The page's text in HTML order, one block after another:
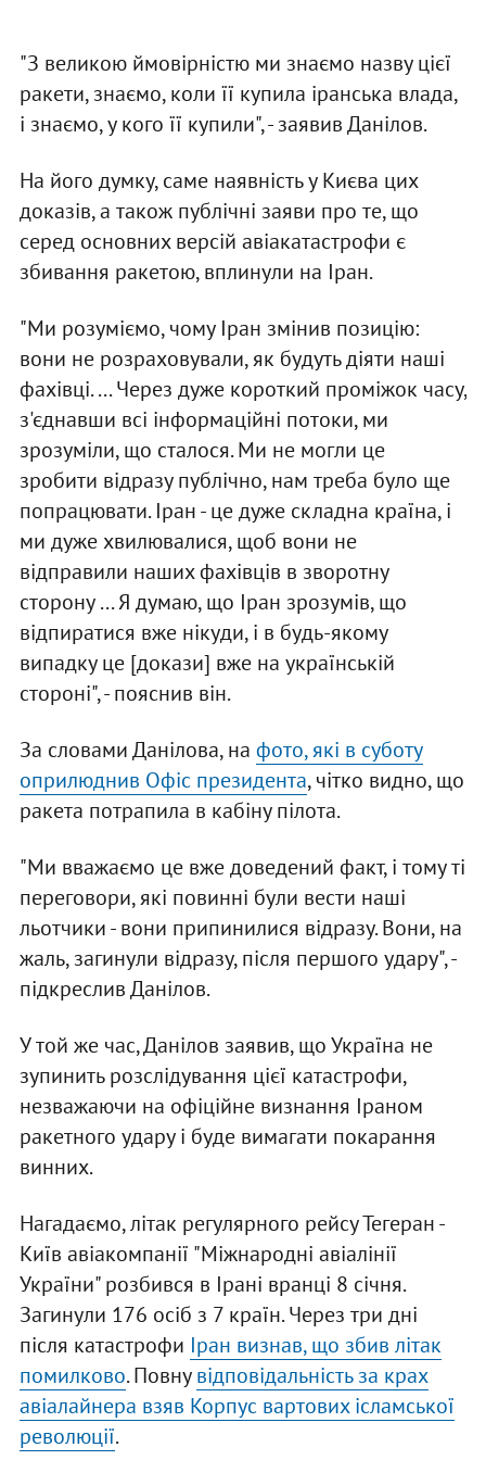
"З великою ймовірністю ми знаємо назву цієї
ракети, знаємо, коли її купила іранська влада,
і знаємо, у кого її купили", - заявив Данілов.
На його думку, саме наявність у Києва цих
доказів, а також публічні заяви про те, що
серед основних версій авіакатастрофи є
збивання ракетою, вплинули на Іран.
"Ми розуміємо, чому Іран змінив позицію:
вони не розраховували, як будуть діяти наші
фахівці. ... Через дуже короткий проміжок часу,
з'єднавши всі інформаційні потоки, ми
зрозуміли, що сталося. Ми не могли це
зробити відразу публічно, нам треба було ще
попрацювати. Іран - це дуже складна країна, і
ми дуже хвилювалися, щоб вони не
відправили наших фахівців в зворотну
сторону ... Я думаю, що Іран зрозумів, що
відпиратися вже нікуди, і в будь-якому
випадку це [докази] вже на українській
стороні", - пояснив він.
За словами Данілова, на фото, які в суботу
оприлюднив Офіс президента, чітко видно, що
ракета потрапила в кабіну пілота.
"Ми вважаємо це вже доведений факт, і тому ті
переговори, які повинні були вести наші
льотчики - вони припинилися відразу. Вони, на
жаль, загинули відразу, після першого удару", -
підкреслив Данілов.
У той же час, Данілов заявив, що Україна не
зупинить розслідування цієї катастрофи,
незважаючи на офіційне визнання Іраном
ракетного удару і буде вимагати покарання
винних.
Нагадаємо, літак регулярного рейсу Тегеран -
Київ авіакомпанії "Міжнародні авіалінії
України" розбився в Ірані вранці 8 січня.
Загинули 176 осіб з 7 країн. Через три дні
після катастрофи Іран визнав, що збив літак
помилково. Повнувідповідальність за крах
авіалайнера взяв Корпус вартових ісламської
революції.